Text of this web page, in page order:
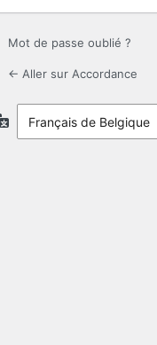
Mot de passe oublié ?
← Aller sur Accordance
Langue